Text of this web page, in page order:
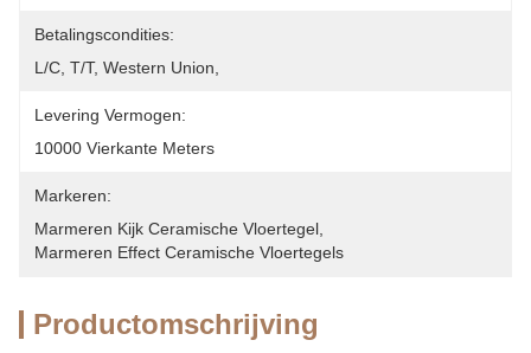
Betalingscondities:
L/C, T/T, Western Union,
Levering Vermogen:
10000 Vierkante Meters
Markeren:
Marmeren Kijk Ceramische Vloertegel
Marmeren Effect Ceramische Vloertegels
Productomschrijving